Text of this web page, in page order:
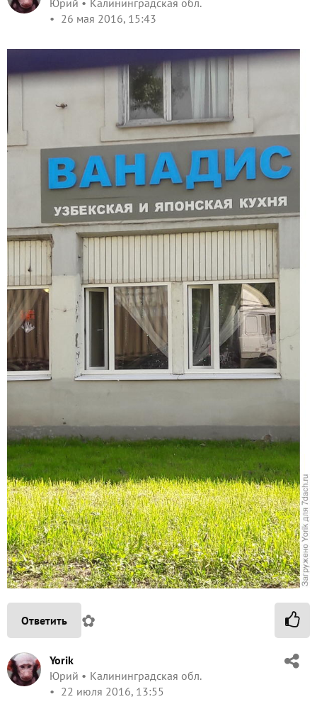
Юрий
Калининградская обл.
26 мая 2016, 15:43
Ответить ✿
Yorik
Юрий
Калининградская обл.
22 июля 2016, 13:55